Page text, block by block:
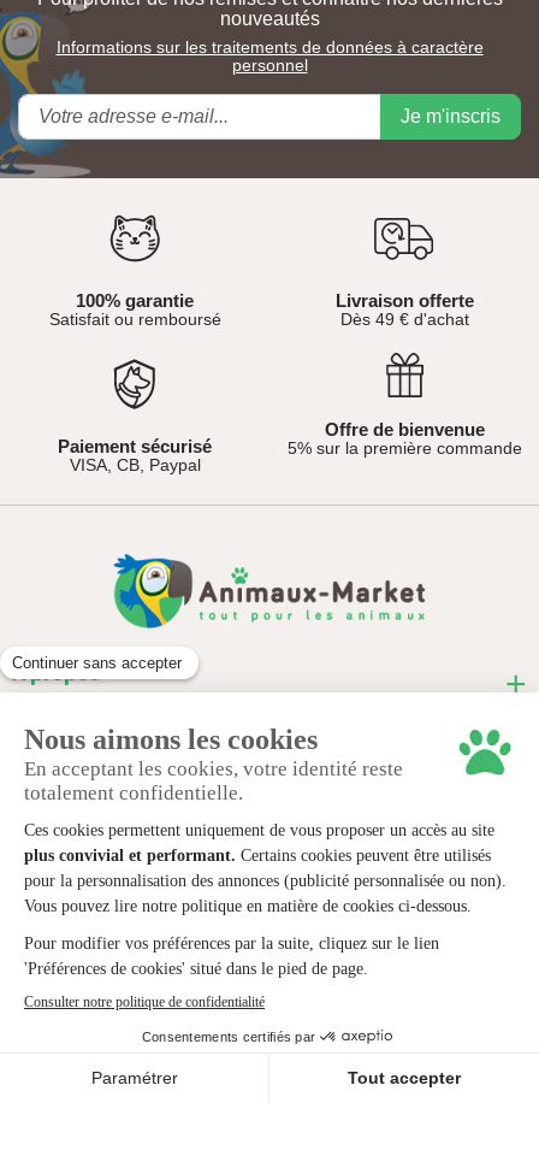
nouveautés
Informations sur les traitements de données à caractère
personnel
Je m'inscris
100% garantie
Satisfait ou remboursé
Livraison offerte
Dès 49 € d'achat
Paiement sécurisé
VISA, CB, Paypal
Offre de bienvenue
5% sur la première commande
À propos
Informations pratiques
Nous contacter
© 2024 animaux-market.
Mentions légales
Politique de confidentialité
Cookies
Conditions générales de ventes